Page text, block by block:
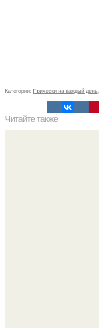
Категории: Прически на каждый день,
Читайте также